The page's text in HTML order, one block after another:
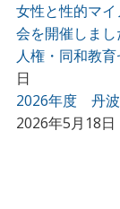
女性と性的マ
会を開催しまし
人権・同和教
日
2026年度 丹
2026年5月18日